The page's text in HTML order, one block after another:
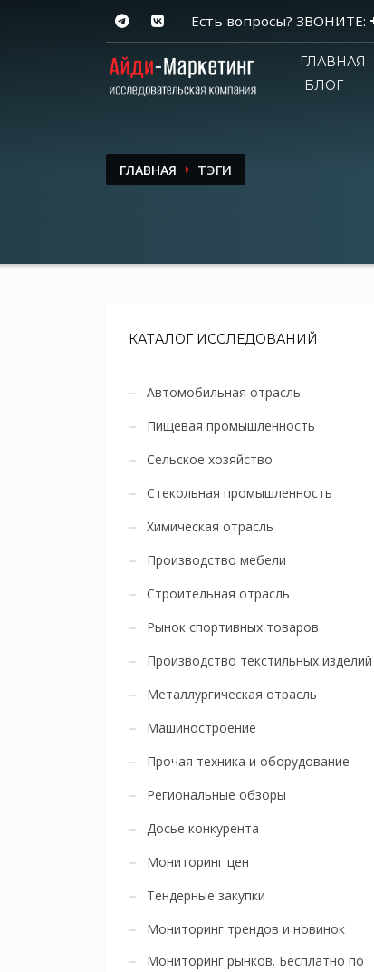
Есть вопросы? ЗВОНИТЕ:
ГЛАВНАЯ
БЛОГ
ГЛАВНАЯ ТЭГИ
КАТАЛОГ ИССЛЕДОВАНИЙ
Автомобильная отрасль
Пищевая промышленность
Сельское хозяйство
Стекольная промышленность
Химическая отрасль
Производство мебели
Строительная отрасль
Рынок спортивных товаров
Производство текстильных изделий
Металлургическая отрасль
Машиностроение
Прочая техника и оборудование
Региональные обзоры
Досье конкурента
Мониторинг цен
Тендерные закупки
Мониторинг трендов и новинок
Мониторинг рынков. Бесплатно по